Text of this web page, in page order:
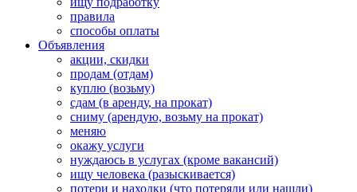
правила
способы оплаты
Объявления
акции, скидки
продам (отдам)
куплю (возьму)
сдам (в аренду, на прокат)
сниму (арендую, возьму на прокат)
меняю
окажу услуги
нуждаюсь в услугах (кроме вакансий)
ищу человека (разыскивается)
потери и находки (что потеряли или нашли)